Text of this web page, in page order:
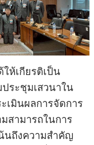
ห้เกียรติเป็น
ระชุมเสวนาใน
เมินผลการจัดการ
สามารถในการ
นถึงความสำคัญ